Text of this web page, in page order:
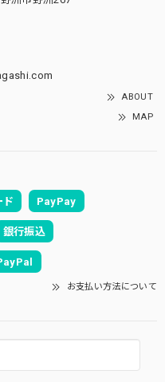
ABOUT
MAP
ド PayPay
銀行振込
お支払い方法について